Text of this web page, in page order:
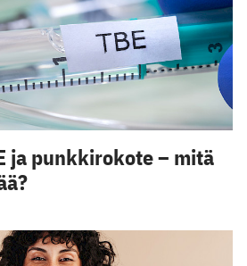
ja punkkirokote – mitä